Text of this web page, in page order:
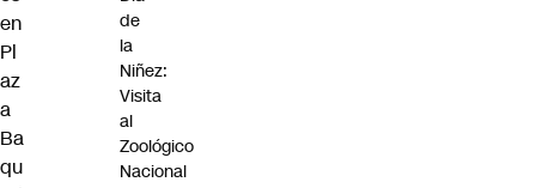
en
Pl
az
a
Ba
qu
de
la
Niñez:
Visita
al
Zoológico
Nacional